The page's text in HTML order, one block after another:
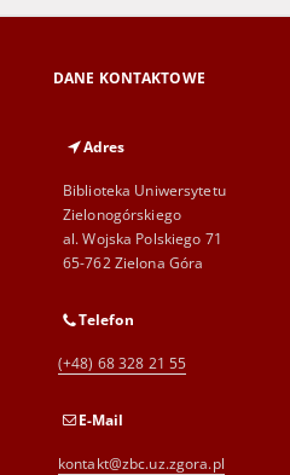
DANE KONTAKTOWE
Adres
Biblioteka Uniwersytetu
Zielonogórskiego
al. Wojska Polskiego 71
65-762 Zielona Góra
Telefon
(+48) 68 328 21 55
E-Mail
kontakt@zbc.uz.zgora.pl